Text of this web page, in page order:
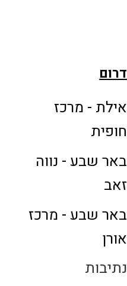
דרום
אילת - מרכז
חופית
באר שבע - נווה
זאב
באר שבע - מרכז
אורן
נתיבות